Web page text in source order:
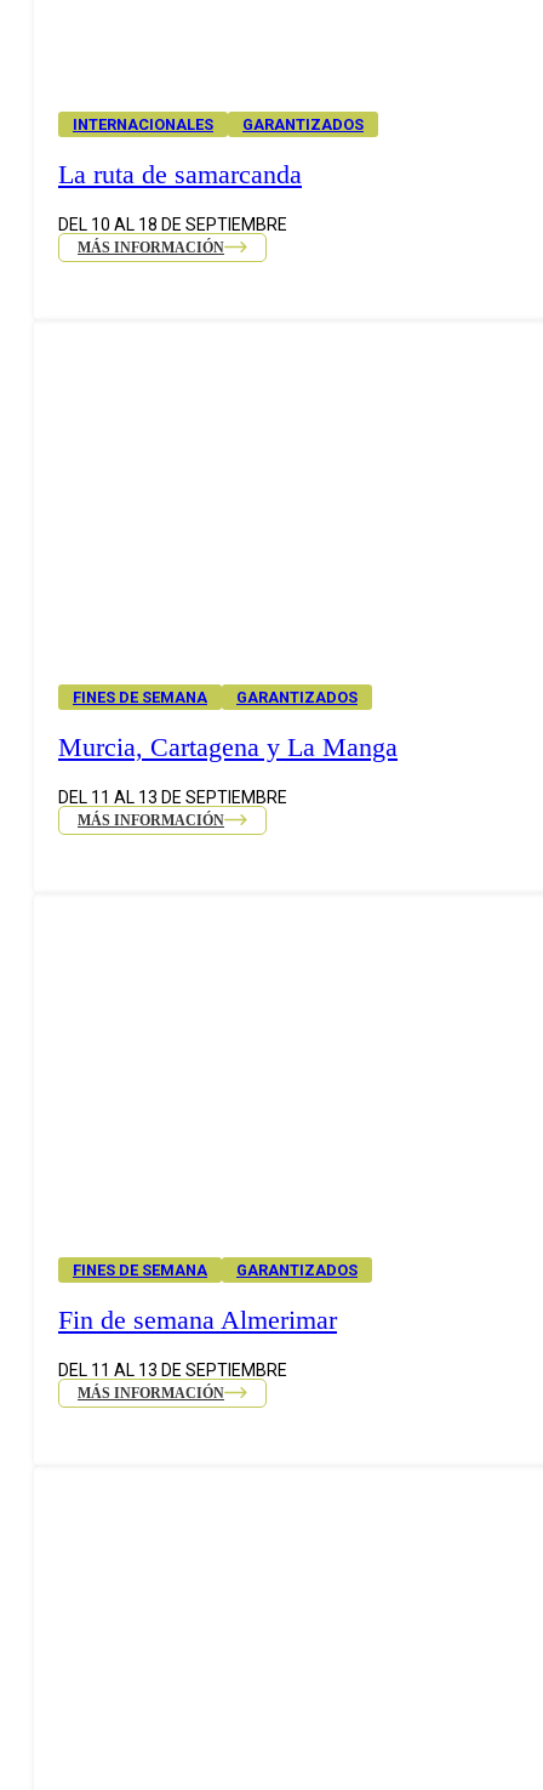
INTERNACIONALES GARANTIZADOS
La ruta de samarcanda
DEL 10 AL 18 DE SEPTIEMBRE
MÁS INFORMACIÓN
FINES DE SEMANA GARANTIZADOS
Murcia, Cartagena y La Manga
DEL 11 AL 13 DE SEPTIEMBRE
MÁS INFORMACIÓN
FINES DE SEMANA GARANTIZADOS
Fin de semana Almerimar
DEL 11 AL 13 DE SEPTIEMBRE
MÁS INFORMACIÓN